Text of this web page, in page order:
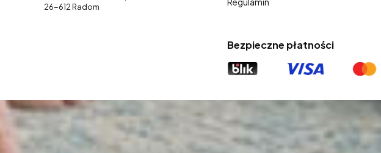
26-612 Radom
Bezpieczne płatności